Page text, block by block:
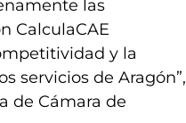
las
CalculaCAE
y la
servicios de Aragón”,
de Cámara de